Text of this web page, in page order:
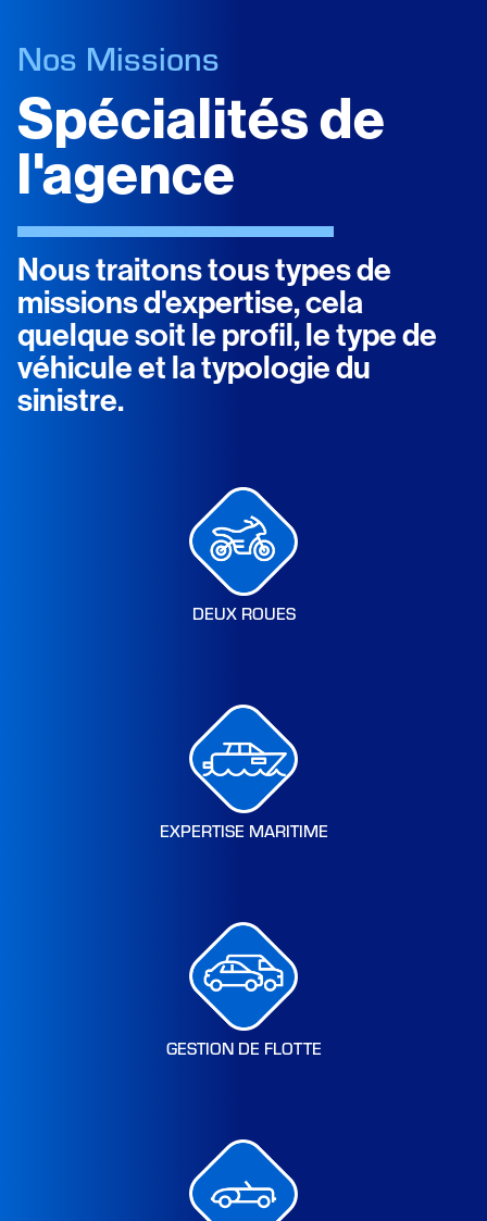
Nos Missions
Spécialités de
l'agence
Nous traitons tous types de
missions d'expertise, cela
quelque soit le profil, le type de
véhicule et la typologie du
sinistre.
DEUX ROUES
EXPERTISE MARITIME
GESTION DE FLOTTE